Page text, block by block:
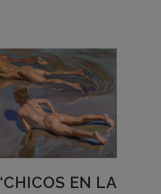
‘CHICOS EN LA